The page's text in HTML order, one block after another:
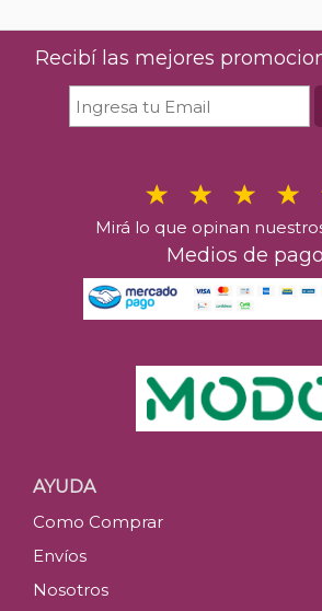
Recibí las mejores
Mirá lo que opinan
Medios de pago
AYUDA
Como Comprar
Envíos
Nosotros